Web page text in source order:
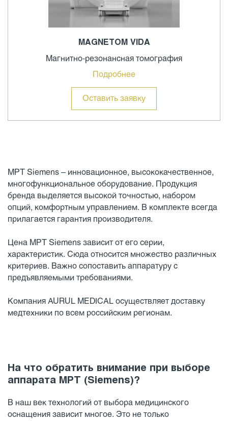
MAGNETOM VIDA
Магнитно-резонансная томография
Подробнее
Оставить заявку
МРТ Siemens – инновационное, высококачественное,
многофункциональное оборудование. Продукция
бренда выделяется высокой точностью, набором
опций, комфортным управлением. В комплекте всегда
прилагается гарантия производителя.
Цена МРТ Siemens зависит от его серии,
характеристик. Сюда относится множество различных
критериев. Важно сопоставить аппаратуру с
предъявляемыми требованиями.
Компания AURUL MEDICAL осуществляет доставку
медтехники по всем российским регионам.
На что обратить внимание при выборе
аппарата МРТ (Siemens)?
В наш век технологий от выбора медицинского
оснащения зависит многое. Это не только